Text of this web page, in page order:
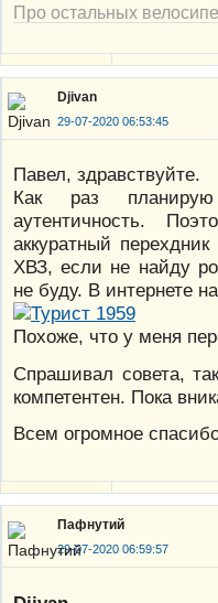
Про остальных
Djivan
29-07-2020 06:53:45
Павел, здравствуйте.
Как раз планирую
аутентичность.
аккуратный
ХВЗ, если не найду
не буду. В интернете
Похоже, что у меня
Спрашивал совета,
компетентен. Пока
Всем огромное
Пафнутий
29-07-2020 06:59:57